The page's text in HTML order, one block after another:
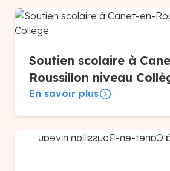
Soutien scolaire à
Roussillon niveau
En savoir plus